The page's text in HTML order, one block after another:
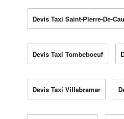
Devis Taxi Saint-Pierre-De-
Devis Taxi Tombeboeuf
Devis Taxi Villebramar